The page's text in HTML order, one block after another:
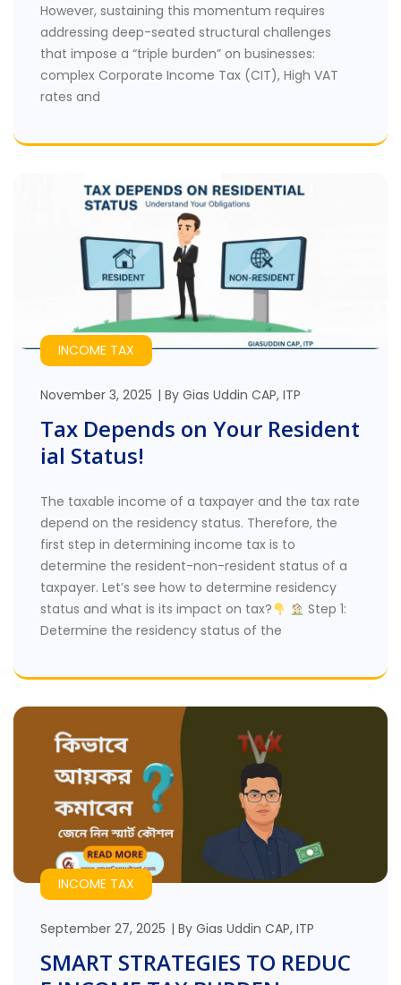
However, sustaining this momentum requires
addressing deep-seated structural challenges
that impose a “triple burden” on businesses:
complex Corporate Income Tax (CIT), High VAT
rates and
INCOME TAX
November 3, 2025 By Gias Uddin CAP, ITP
Tax Depends on Your Resident
ial Status!
The taxable income of a taxpayer and the tax rate
depend on the residency status. Therefore, the
first step in determining income tax is to
determine the resident-non-resident status of a
taxpayer. Let’s see how to determine residency
status and what is its impact on tax?
Step 1:
Determine the residency status of the
INCOME TAX
September 27, 2025 By Gias Uddin CAP, ITP
SMART STRATEGIES TO REDUC